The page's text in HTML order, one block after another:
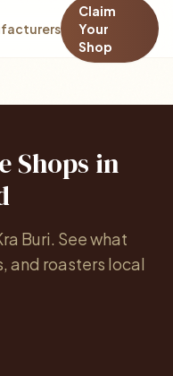
Claim
Your
Shop
Shops in
Buri. See what
and roasters local